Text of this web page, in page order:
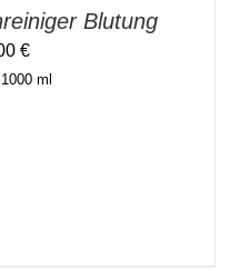
GEWÄHLT
WERDEN
Blutung
€
1000 ml